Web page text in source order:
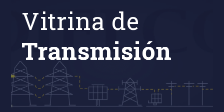
Buscar
Vitrina de
Transmisión